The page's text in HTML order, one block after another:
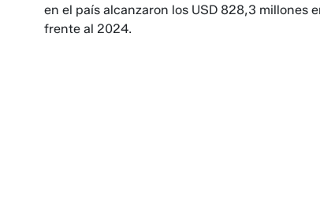
en el país alcanza­ron los USD 828,3 millones
frente al 2024.